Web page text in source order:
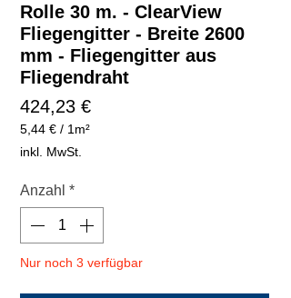
Rolle 30 m. - ClearView
Fliegengitter - Breite 2600
mm - Fliegengitter aus
Fliegendraht
424,23 €Preis
5,44 € / 1m²
5,44 €
pro
Quadratmeter
inkl. MwSt.
Anzahl *
Nur noch 3 verfügbar